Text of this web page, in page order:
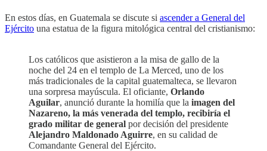
En estos días, en Guatemala se discute si ascender a General del
Ejército una estatua de la figura mitológica central del cristianismo:
Los católicos que asistieron a la misa de gallo de la
noche del 24 en el templo de La Merced, uno de los
más tradicionales de la capital guatemalteca, se llevaron
una sorpresa mayúscula. El oficiante, Orlando
Aguilar, anunció durante la homilía que la imagen del
Nazareno, la más venerada del templo, recibiría el
grado militar de general por decisión del presidente
Alejandro Maldonado Aguirre, en su calidad de
Comandante General del Ejército.